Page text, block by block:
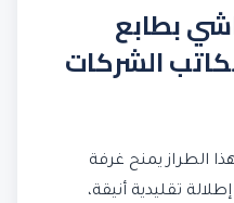
بطابع
الشركات
الطراز يمنح غرفة
تقليدية أنيقة،